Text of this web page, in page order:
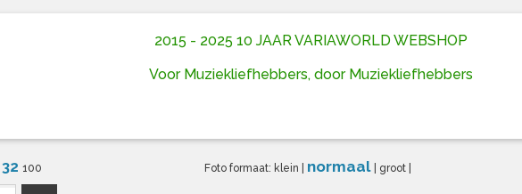
2015 - 2025 10 JAAR VARIAWORLD WEBSHOP
Voor Muziekliefhebbers, door Muziekliefhebbers
32 100 Foto formaat: klein normaal groot